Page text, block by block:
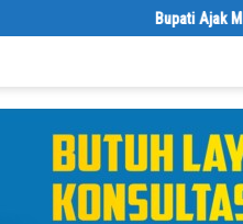
Bupati Ajak